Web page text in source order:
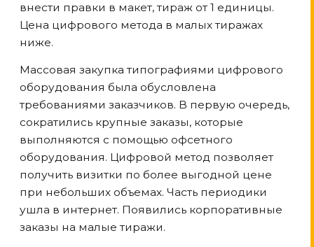
внести правки в макет, тираж от 1 единицы.
Цена цифрового метода в малых тиражах
ниже.
Массовая закупка типографиями цифрового
оборудования была обусловлена
требованиями заказчиков. В первую очередь,
сократились крупные заказы, которые
выполняются с помощью офсетного
оборудования. Цифровой метод позволяет
получить визитки по более выгодной цене
при небольших объемах. Часть периодики
ушла в интернет. Появились корпоративные
заказы на малые тиражи.